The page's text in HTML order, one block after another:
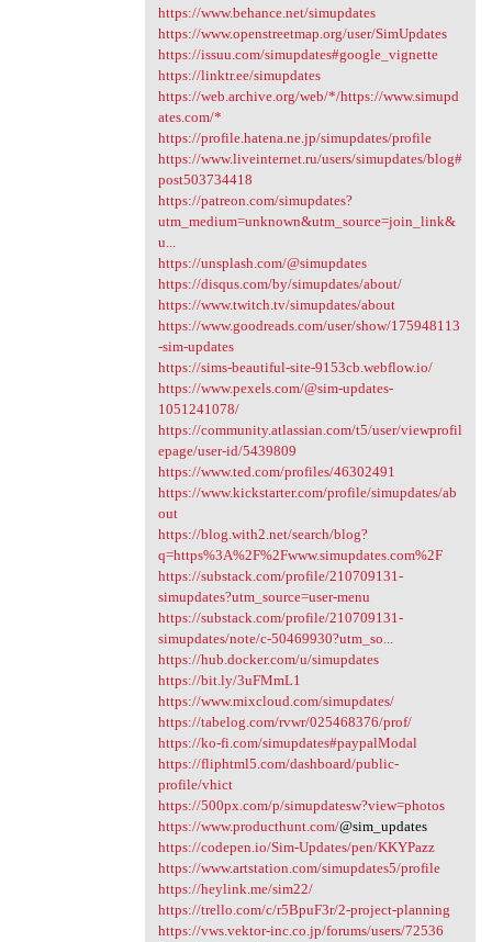
https://www.behance.net/simupdates
https://www.openstreetmap.org/user/SimUpdates
https://issuu.com/simupdates#google_vignette
https://linktr.ee/simupdates
https://web.archive.org/web/*/https://www.simupd
ates.com/*
https://profile.hatena.ne.jp/simupdates/profile
https://www.liveinternet.ru/users/simupdates/blog#
post503734418
https://patreon.com/simupdates?
utm_medium=unknown&utm_source=join_link&
u...
https://unsplash.com/@simupdates
https://disqus.com/by/simupdates/about/
https://www.twitch.tv/simupdates/about
https://www.goodreads.com/user/show/175948113
-sim-updates
https://sims-beautiful-site-9153cb.webflow.io/
https://www.pexels.com/@sim-updates-
1051241078/
https://community.atlassian.com/t5/user/viewprofil
epage/user-id/5439809
https://www.ted.com/profiles/46302491
https://www.kickstarter.com/profile/simupdates/ab
out
https://blog.with2.net/search/blog?
q=https%3A%2F%2Fwww.simupdates.com%2F
https://substack.com/profile/210709131-
simupdates?utm_source=user-menu
https://substack.com/profile/210709131-
simupdates/note/c-50469930?utm_so...
https://hub.docker.com/u/simupdates
https://bit.ly/3uFMmL1
https://www.mixcloud.com/simupdates/
https://tabelog.com/rvwr/025468376/prof/
https://ko-fi.com/simupdates#paypalModal
https://fliphtml5.com/dashboard/public-
profile/vhict
https://500px.com/p/simupdatesw?view=photos
https://www.producthunt.com/@sim_updates
https://codepen.io/Sim-Updates/pen/KKYPazz
https://www.artstation.com/simupdates5/profile
https://heylink.me/sim22/
https://trello.com/c/r5BpuF3r/2-project-planning
https://vws.vektor-inc.co.jp/forums/users/72536